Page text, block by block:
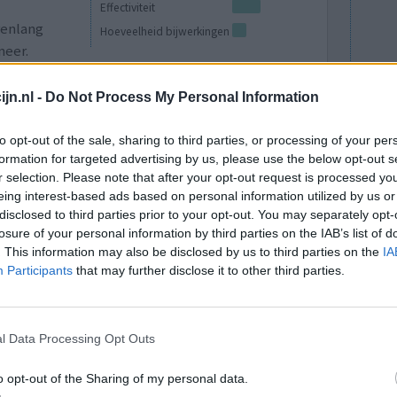
- Do Not Process My Personal Information
opt-out of the sale, sharing to third parties, or processing of your
for targeted advertising by us, please use the below opt-out
selection. Please note that after your opt-out request is processed
interest-based ads based on personal information utilized by us
to third parties prior to your opt-out. You may separately
of your personal information by third parties on the IAB’s list of
This information may also be disclosed by us to third parties on the
Participants that may further disclose it to other third parties.
Data Processing Opt Outs
opt-out of the Sharing of my personal data.
Effectiviteit
Hoeveelheid bijwerkingen
daar viel mijn haar enorm van uit .Nu aan de
0 reacties
Hoeveelheid bijwerkingen
Bijwerkingen
de
het
in de